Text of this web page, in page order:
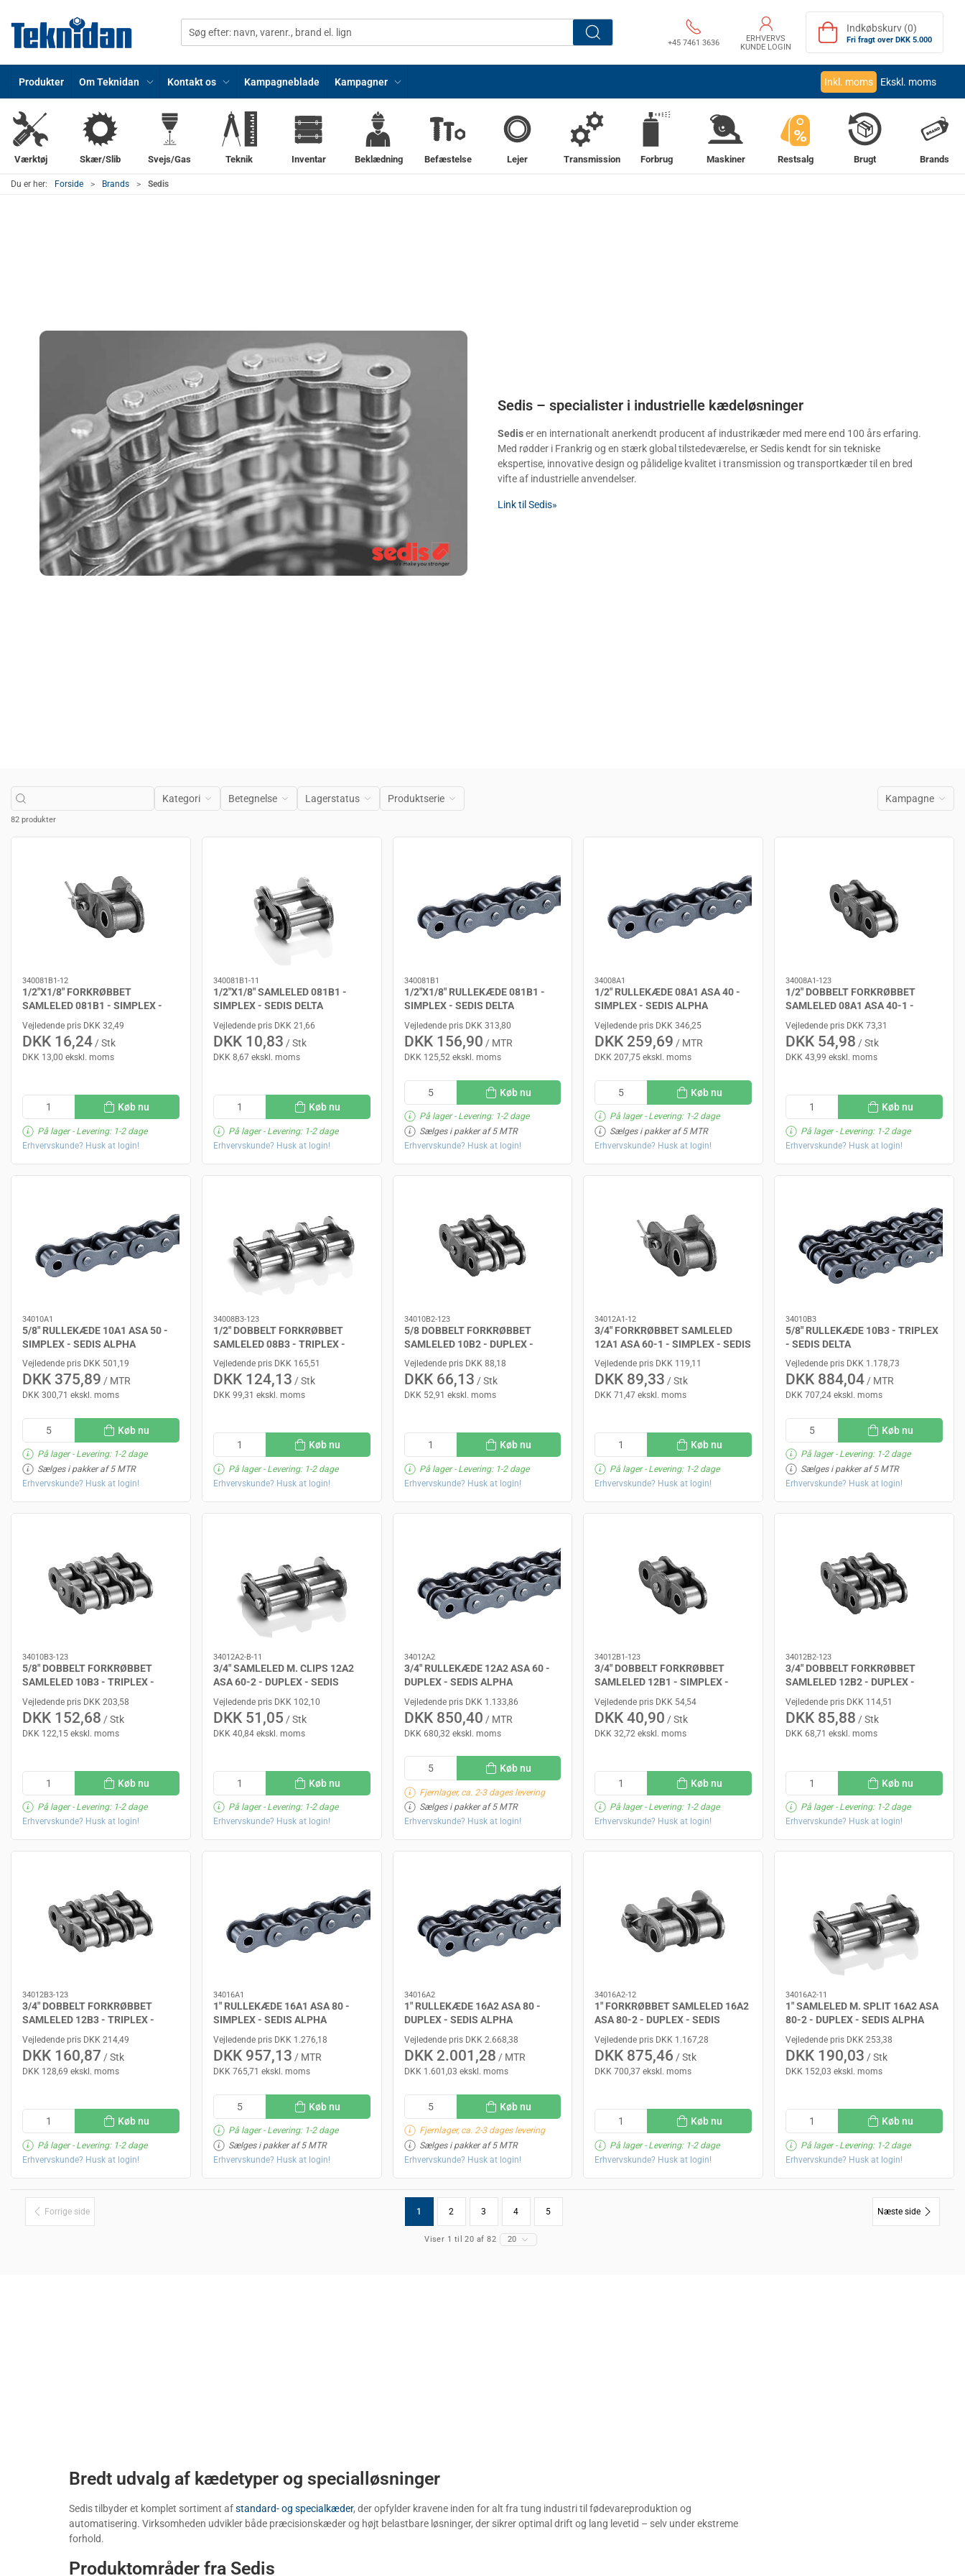
+45 7461 3636
ERHVERVS
KUNDE LOGIN
Indkøbskurv (0)
Fri fragt over DKK 5.000
Produkter Om Teknidan Kontakt os Kampagneblade Kampagner Inkl. moms Ekskl. moms
Værktøj Skær/Slib Svejs/Gas Teknik Inventar Beklædning Befæstelse Lejer Transmission Forbrug Maskiner
%
Restsalg Brugt Brands
Du er her: Forside Brands Sedis
Sedis – specialister i industrielle kædeløsninger
Sediser en internationalt anerkendt producent af industrikæder med mere end 100 års erfaring.
Med rødder i Frankrig og en stærk global tilstedeværelse, er Sedis kendt for sin tekniske
ekspertise, innovative design og pålidelige kvalitet i transmission og transportkæder til en bred
vifte af industrielle anvendelser.
Link til Sedis»
Kategori Betegnelse Lagerstatus Produktserie Kampagne
82 produkter
340081B1-12
1/2"X1/8" FORKRØBBET
SAMLELED 081B1 - SIMPLEX -
SEDIS DELTA
Vejledende pris DKK 32,49
DKK 16,24 / Stk
DKK 13,00 ekskl. moms
Køb nu
På lager- Levering: 1-2 dage
Erhvervskunde? Husk at login!
340081B1-11
1/2"X1/8" SAMLELED 081B1 -
SIMPLEX - SEDIS DELTA
Vejledende pris DKK 21,66
DKK 10,83 / Stk
DKK 8,67 ekskl. moms
Køb nu
På lager- Levering: 1-2 dage
Erhvervskunde? Husk at login!
340081B1
1/2"X1/8" RULLEKÆDE 081B1 -
SIMPLEX - SEDIS DELTA
Vejledende pris DKK 313,80
DKK 156,90 / MTR
DKK 125,52 ekskl. moms
Køb nu
På lager- Levering: 1-2 dage
Sælges i pakker af 5 MTR
Erhvervskunde? Husk at login!
34008A1
1/2" RULLEKÆDE 08A1 ASA 40 -
SIMPLEX - SEDIS ALPHA
Vejledende pris DKK 346,25
DKK 259,69 / MTR
DKK 207,75 ekskl. moms
Køb nu
På lager- Levering: 1-2 dage
Sælges i pakker af 5 MTR
Erhvervskunde? Husk at login!
34008A1-123
1/2" DOBBELT FORKRØBBET
SAMLELED 08A1 ASA 40-1 -
SIMPLEX - SEDIS
Vejledende pris DKK 73,31
DKK 54,98 / Stk
DKK 43,99 ekskl. moms
Køb nu
På lager- Levering: 1-2 dage
Erhvervskunde? Husk at login!
34010A1
5/8" RULLEKÆDE 10A1 ASA 50 -
SIMPLEX - SEDIS ALPHA
Vejledende pris DKK 501,19
DKK 375,89 / MTR
DKK 300,71 ekskl. moms
Køb nu
På lager- Levering: 1-2 dage
Sælges i pakker af 5 MTR
Erhvervskunde? Husk at login!
34008B3-123
1/2" DOBBELT FORKRØBBET
SAMLELED 08B3 - TRIPLEX -
SEDIS DELTA
Vejledende pris DKK 165,51
DKK 124,13 / Stk
DKK 99,31 ekskl. moms
Køb nu
På lager- Levering: 1-2 dage
Erhvervskunde? Husk at login!
34010B2-123
5/8 DOBBELT FORKRØBBET
SAMLELED 10B2 - DUPLEX -
SEDIS DELTA
Vejledende pris DKK 88,18
DKK 66,13 / Stk
DKK 52,91 ekskl. moms
Køb nu
På lager- Levering: 1-2 dage
Erhvervskunde? Husk at login!
34012A1-12
3/4" FORKRØBBET SAMLELED
12A1 ASA 60-1 - SIMPLEX - SEDIS
Vejledende pris DKK 119,11
DKK 89,33 / Stk
DKK 71,47 ekskl. moms
Køb nu
På lager- Levering: 1-2 dage
Erhvervskunde? Husk at login!
34010B3
5/8" RULLEKÆDE 10B3 - TRIPLEX
- SEDIS DELTA
Vejledende pris DKK 1.178,73
DKK 884,04/ MTR
DKK 707,24 ekskl. moms
Køb nu
På lager- Levering: 1-2 dage
Sælges i pakker af 5 MTR
Erhvervskunde? Husk at login!
34010B3-123
5/8" DOBBELT FORKRØBBET
SAMLELED 10B3 - TRIPLEX -
Vejledende pris DKK 203,58
DKK 152,68 / Stk
DKK 122,15 ekskl. moms
Køb nu
På lager- Levering: 1-2 dage
Erhvervskunde? Husk at login!
34012A2-B-11
3/4" SAMLELED M. CLIPS 12A2
ASA 60-2 - DUPLEX - SEDIS
Vejledende pris DKK 102,10
DKK 51,05 / Stk
DKK 40,84 ekskl. moms
Køb nu
På lager- Levering: 1-2 dage
Erhvervskunde? Husk at login!
34012A2
3/4" RULLEKÆDE 12A2 ASA 60 -
DUPLEX - SEDIS ALPHA
Vejledende pris DKK 1.133,86
DKK 850,40 / MTR
DKK 680,32 ekskl. moms
Køb nu
Fjernlager, ca. 2-3 dages levering
Sælges i pakker af 5 MTR
Erhvervskunde? Husk at login!
34012B1-123
3/4" DOBBELT FORKRØBBET
SAMLELED 12B1 - SIMPLEX -
Vejledende pris DKK 54,54
DKK 40,90 / Stk
DKK 32,72 ekskl. moms
Køb nu
På lager- Levering: 1-2 dage
Erhvervskunde? Husk at login!
34012B2-123
3/4" DOBBELT FORKRØBBET
SAMLELED 12B2 - DUPLEX -
Vejledende pris DKK 114,51
DKK 85,88 / Stk
DKK 68,71 ekskl. moms
Køb nu
På lager- Levering: 1-2 dage
Erhvervskunde? Husk at login!
34012B3-123
3/4" DOBBELT FORKRØBBET
SAMLELED 12B3 - TRIPLEX -
SEDIS DELTA
Vejledende pris DKK 214,49
DKK 160,87 / Stk
DKK 128,69 ekskl. moms
Køb nu
På lager- Levering: 1-2 dage
Erhvervskunde? Husk at login!
34016A1
1" RULLEKÆDE 16A1 ASA 80 -
SIMPLEX - SEDIS ALPHA
Vejledende pris DKK 1.276,18
DKK 957,13 / MTR
DKK 765,71 ekskl. moms
Køb nu
På lager- Levering: 1-2 dage
Sælges i pakker af 5 MTR
Erhvervskunde? Husk at login!
34016A2
1" RULLEKÆDE 16A2 ASA 80 -
DUPLEX - SEDIS ALPHA
Vejledende pris DKK 2.668,38
DKK 2.001,28 / MTR
DKK 1.601,03 ekskl. moms
Køb nu
Fjernlager, ca. 2-3 dages levering
Sælges i pakker af 5 MTR
Erhvervskunde? Husk at login!
34016A2-12
1" FORKRØBBET SAMLELED 16A2
ASA 80-2 - DUPLEX - SEDIS
Vejledende pris DKK 1.167,28
DKK 875,46 / Stk
DKK 700,37 ekskl. moms
Køb nu
På lager- Levering: 1-2 dage
Erhvervskunde? Husk at login!
34016A2-11
1" SAMLELED M. SPLIT 16A2 ASA
80-2 - DUPLEX - SEDIS ALPHA
Vejledende pris DKK 253,38
DKK 190,03 / Stk
DKK 152,03 ekskl. moms
Køb nu
På lager- Levering: 1-2 dage
Erhvervskunde? Husk at login!
Forrige side 1 2 3 4 5 Næste side
Viser 1 til 20 af 82 20
Bredt udvalg af kædetyper og specialløsninger
Sedis tilbyder et komplet sortiment afstandard- og specialkæder, der opfylder kravene inden for alt fra tung industri til fødevareproduktion og
automatisering. Virksomheden udvikler både præcisionskæder og højt belastbare løsninger, der sikrer optimal drift og lang levetid – selv under ekstreme
forhold.
Produktområder fra Sedis